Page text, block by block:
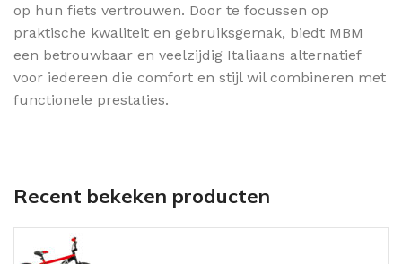
op hun fiets vertrouwen. Door te focussen op
praktische kwaliteit en gebruiksgemak, biedt MBM
een betrouwbaar en veelzijdig Italiaans alternatief
voor iedereen die comfort en stijl wil combineren met
functionele prestaties.
Recent bekeken producten